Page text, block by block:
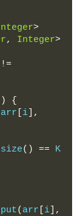
>
, Integer>
!=
{
arr i ],
size() ==
put( arr i ],